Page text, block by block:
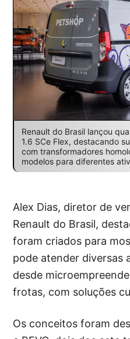
Renault do Brasil lançou
1.6 SCe Flex, destacando
com transformadores
modelos para diferentes
Alex Dias, diretor de
Renault do Brasil,
foram criados para
pode atender diversas
desde
frotas, com soluções
Os conceitos foram